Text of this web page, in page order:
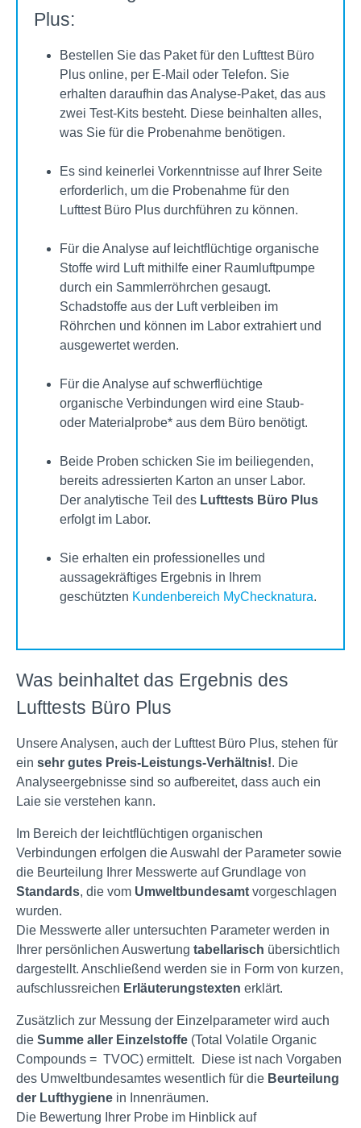
Plus:
Bestellen Sie das Paket für den Lufttest Büro
Plus online, per E-Mail oder Telefon. Sie
erhalten daraufhin das Analyse-Paket, das aus
zwei Test-Kits besteht. Diese beinhalten alles,
was Sie für die Probenahme benötigen.
Es sind keinerlei Vorkenntnisse auf Ihrer Seite
erforderlich, um die Probenahme für den
Lufttest Büro Plus durchführen zu können.
Für die Analyse auf leichtflüchtige organische
Stoffe wird Luft mithilfe einer Raumluftpumpe
durch ein Sammlerröhrchen gesaugt.
Schadstoffe aus der Luft verbleiben im
Röhrchen und können im Labor extrahiert und
ausgewertet werden.
Für die Analyse auf schwerflüchtige
organische Verbindungen wird eine Staub-
oder Materialprobe* aus dem Büro benötigt.
Beide Proben schicken Sie im beiliegenden,
bereits adressierten Karton an unser Labor.
Der analytische Teil des Lufttests Büro Plus
erfolgt im Labor.
Sie erhalten ein professionelles und
aussagekräftiges Ergebnis in Ihrem
geschützten Kundenbereich MyChecknatura.
Was beinhaltet das Ergebnis des
Lufttests Büro Plus
Unsere Analysen, auch der Lufttest Büro Plus, stehen für
ein sehr gutes Preis-Leistungs-Verhältnis!. Die
Analyseergebnisse sind so aufbereitet, dass auch ein
Laie sie verstehen kann.
Im Bereich der leichtflüchtigen organischen
Verbindungen erfolgen die Auswahl der Parameter sowie
die Beurteilung Ihrer Messwerte auf Grundlage von
Standards, die vom Umweltbundesamt vorgeschlagen
wurden.
Die Messwerte aller untersuchten Parameter werden in
Ihrer persönlichen Auswertung tabellarisch übersichtlich
dargestellt. Anschließend werden sie in Form von kurzen,
aufschlussreichen Erläuterungstexten erklärt.
Zusätzlich zur Messung der Einzelparameter wird auch
die Summe aller Einzelstoffe (Total Volatile Organic
Compounds = TVOC) ermittelt. Diese ist nach Vorgaben
des Umweltbundesamtes wesentlich für die Beurteilung
der Lufthygiene in Innenräumen.
Die Bewertung Ihrer Probe im Hinblick auf